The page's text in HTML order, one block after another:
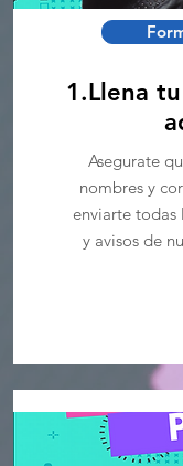
1.Llena
Asegurate
nombres y
enviarte todas
y avisos de